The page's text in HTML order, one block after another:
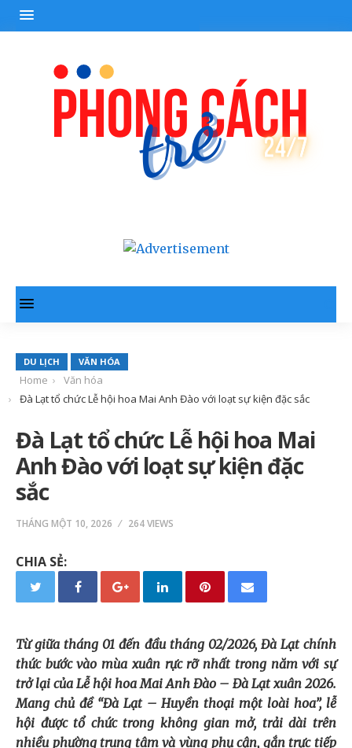
DU LỊCH VĂN HÓA
Home
Văn hóa
Đà Lạt tổ chức Lễ hội hoa Mai Anh Đào với loạt sự kiện đặc sắc
Đà Lạt tổ chức Lễ hội hoa Mai
Anh Đào với loạt sự kiện đặc
sắc
THÁNG MỘT 10, 2026 264 VIEWS
CHIA SẺ:
Từ giữa tháng 01 đến đầu tháng 02/2026, Đà Lạt chính
thức bước vào mùa xuân rực rỡ nhất trong năm với sự
trở lại của Lễ hội hoa Mai Anh Đào – Đà Lạt xuân 2026.
Mang chủ đề “Đà Lạt – Huyền thoại một loài hoa”, lễ
hội được tổ chức trong không gian mở, trải dài trên
nhiều phường trung tâm và vùng phụ cận, gắn trực tiếp